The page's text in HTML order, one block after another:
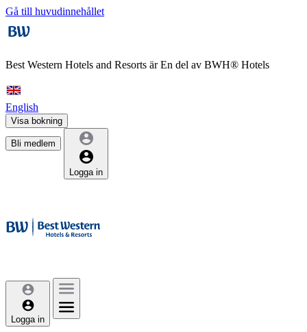
Gå till huvudinnehållet
Best Western Hotels and Resorts ärEn del av BWH® Hotels
English
Visa bokning
Bli medlem
Logga in
Logga in